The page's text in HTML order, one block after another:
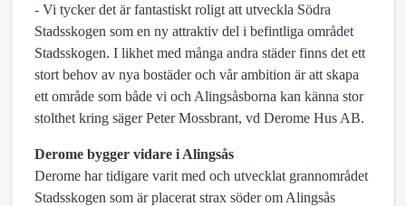
- Vi tycker det är fantastiskt roligt att utveckla Södra
Stadsskogen som en ny attraktiv del i befintliga området
Stadsskogen. I likhet med många andra städer finns det ett
stort behov av nya bostäder och vår ambition är att skapa
ett område som både vi och Alingsåsborna kan känna stor
stolthet kring säger Peter Mossbrant, vd Derome Hus AB.
Derome bygger vidare i Alingsås
Derome har tidigare varit med och utvecklat grannområdet
Stadsskogen som är placerat strax söder om Alingsås